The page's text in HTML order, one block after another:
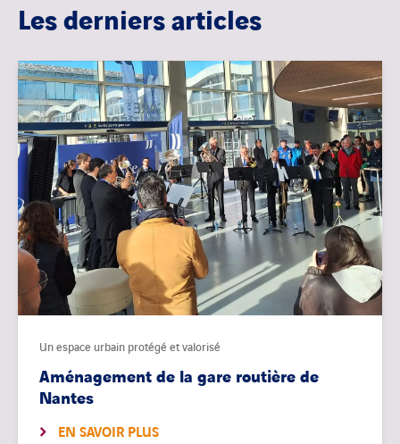
Les derniers articles
Un espace urbain protégé et valorisé
Aménagement de la gare routière de
Nantes
EN SAVOIR PLUS